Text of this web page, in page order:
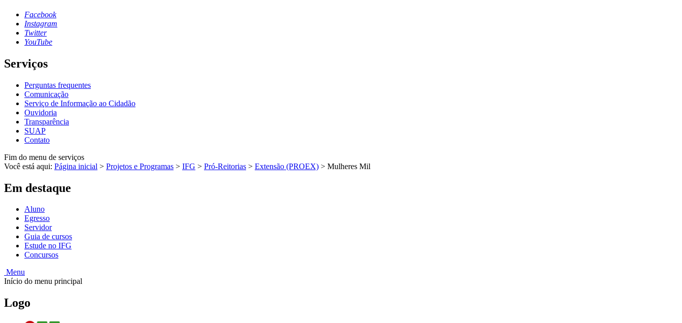
Facebook
Instagram
Twitter
YouTube
Serviços
Perguntas frequentes
Comunicação
Serviço de Informação ao Cidadão
Ouvidoria
Transparência
SUAP
Contato
Fim do menu de serviços
Você está aqui: Página inicial > Projetos e Programas > IFG > Pró-Reitorias > Extensão (PROEX) > Mulheres Mil
Em destaque
Aluno
Egresso
Servidor
Guia de cursos
Estude no IFG
Concursos
Menu
Início do menu principal
Logo